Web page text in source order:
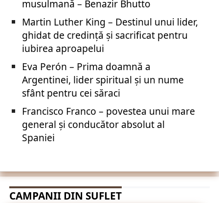
musulmană – Benazir Bhutto
Martin Luther King – Destinul unui lider,
ghidat de credință și sacrificat pentru
iubirea aproapelui
Eva Perón – Prima doamnă a
Argentinei, lider spiritual și un nume
sfânt pentru cei săraci
Francisco Franco – povestea unui mare
general și conducător absolut al
Spaniei
CAMPANII DIN SUFLET